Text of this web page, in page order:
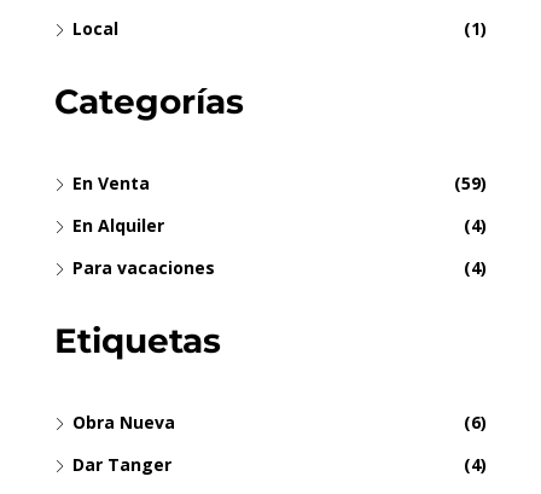
Local
(1)
Categorías
En Venta
(59)
En Alquiler
(4)
Para vacaciones
(4)
Etiquetas
Obra Nueva
(6)
Dar Tanger
(4)